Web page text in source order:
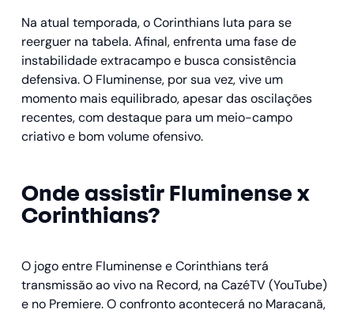
Na atual temporada, o Corinthians luta para se
reerguer na tabela. Afinal, enfrenta uma fase de
instabilidade extracampo e busca consistência
defensiva. O Fluminense, por sua vez, vive um
momento mais equilibrado, apesar das oscilações
recentes, com destaque para um meio-campo
criativo e bom volume ofensivo.
Onde assistir Fluminense x
Corinthians​?
O jogo entre Fluminense e Corinthians terá
transmissão ao vivo na Record, na CazéTV (YouTube)
e no Premiere. O confronto acontecerá no Maracanã,